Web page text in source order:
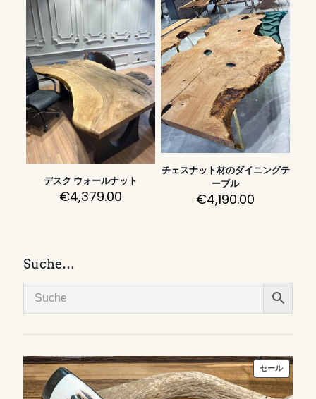
デスク ウォールナット
€4,379.00
チェスナット材のダイニングテ
ーブル
€4,190.00
Suche…
セール販
売
中